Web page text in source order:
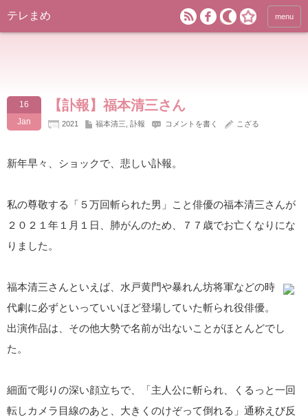
テレまめ menu
16
Jan
【訃報】福本清三さん
2021 福本清三 訃報 コメントを書く こざる
新年早々、ショックで、悲しい訃報。
私の尊敬する「５万回斬られた男」こと俳優の福本清三さんが
２０２１年１月１日、肺がんのため、７７歳でお亡くなりにな
りました。
福本清三さんといえば、水戸黄門や暴れん坊将軍などの時
代劇に必ずといっていいほど登場していた斬られ役俳優。
出演作品は、その他大勢で名前が出ないことがほとんどでし
た。
細面で彫りの深い顔立ちで、「主人公に斬られ、くるっと一回
転しカメラ目線のあと、大きくのけぞって倒れる」通称えび反